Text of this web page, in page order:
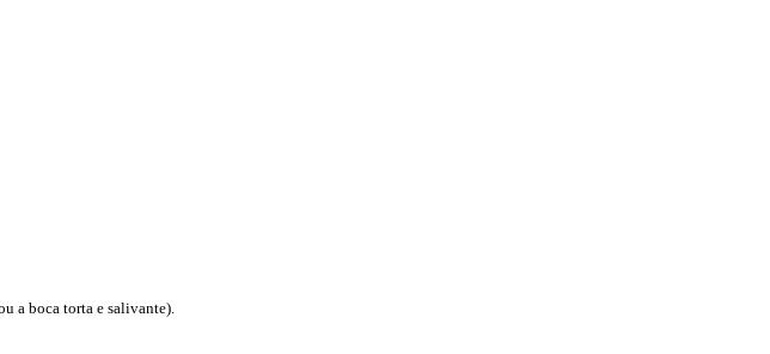
a boca torta e salivante).